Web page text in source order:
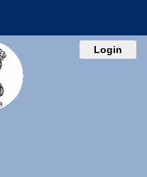
Login